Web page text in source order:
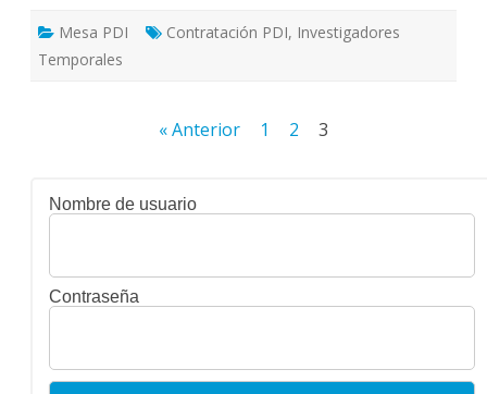
Mesa PDI Contratación PDI, Investigadores
Temporales
entradas
« Anterior 1 2 3
Nombre de usuario
Contraseña